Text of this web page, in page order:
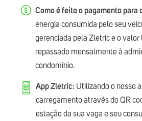
Como é feito o pagamento para
energia consumida pelo seu
gerenciada pela Zletric e o
repassado mensalmente à
condomínio.
App Zletric: Utilizando o nosso
carregamento através do QR
estação da sua vaga e seu